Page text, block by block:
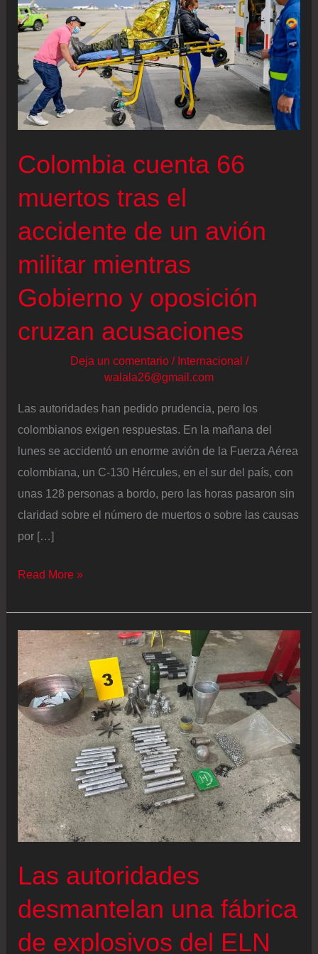
Colombia cuenta 66
muertos tras el
accidente de un avión
militar mientras
Gobierno y oposición
cruzan acusaciones
Deja un comentario / Internacional /
walala26@gmail.com
Las autoridades han pedido prudencia, pero los
colombianos exigen respuestas. En la mañana del
lunes se accidentó un enorme avión de la Fuerza Aérea
colombiana, un C-130 Hércules, en el sur del país, con
unas 128 personas a bordo, pero las horas pasaron sin
claridad sobre el número de muertos o sobre las causas
por […]
Colombia
66
muertos
tras
el
accidente
de
un
avión
militar
mientras
Gobierno
oposición
acusaciones
Read More »
Las autoridades
desmantelan una fábrica
de explosivos del ELN